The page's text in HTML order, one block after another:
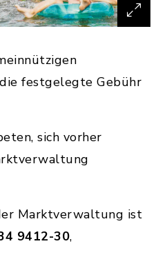
festgelegte Gebühr
sich vorher
Marktverwaltung ist
9412-30,